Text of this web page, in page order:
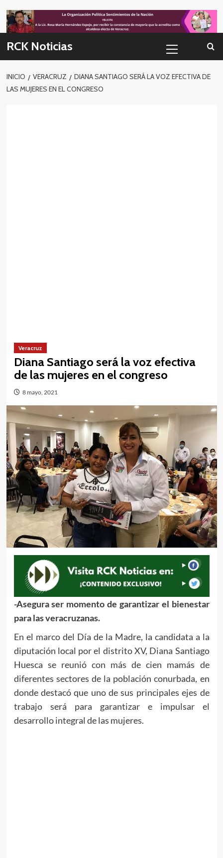
to
content
RCK Noticias
primario
INICIO VERACRUZ
DIANA SANTIAGO SERÁ LA VOZ EFECTIVA DE
LAS MUJERES EN EL CONGRESO
Veracruz
Diana Santiago será la voz efectiva
de las mujeres en el congreso
8 mayo, 2021
-Asegura ser momento de garantizar el bienestar
para las veracruzanas.
En el marco del Día de la Madre, la candidata a la
diputación local por el distrito XV, Diana Santiago
Huesca se reunió con más de cien mamás de
diferentes sectores de la población conurbada, en
donde destacó que uno de sus principales ejes de
trabajo será para garantizar e impulsar el
desarrollo integral de las mujeres.